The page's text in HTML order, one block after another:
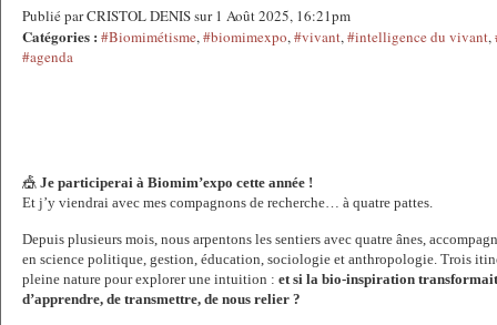
Publié par CRISTOL DENIS sur 1 Août 2025, 16:21pm
Catégories : #Biomimétisme,#biomimexpo,#vivant,#intelligence du vivant,
#agenda
🎪 Je participerai à Biomim’expo cette année !
Et j’y viendrai avec mes compagnons de recherche… à quatre pattes.
Depuis plusieurs mois, nous arpentons les sentiers avec quatre ânes,
en science politique, gestion, éducation, sociologie et anthropologie. Trois
pleine nature pour explorer une intuition : et si la bio-inspiration
d’apprendre, de transmettre, de nous relier ?